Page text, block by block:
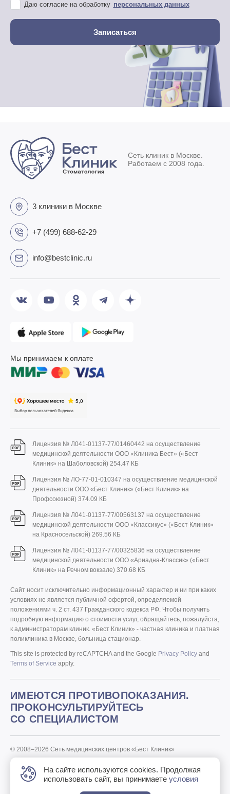
Даю согласие на обработку персональных данных
Сеть клиник в Москве.
Работаем с 2008 года.
3 клиники в Москве
+7 (499) 688-62-29
info@bestclinic.ru
Мы принимаем к оплате
Лицензия № Л041-01137-77/01460442 на осуществление
медицинской деятельности ООО «Клиника Бест» («Бест
Клиник» на Шаболовской) 254.47 КБ
Лицензия № ЛО-77-01-010347 на осуществление медицинской
деятельности ООО «Бест Клиник» («Бест Клиник» на
Профсоюзной) 374.09 КБ
Лицензия № Л041-01137-77/00563137 на осуществление
медицинской деятельности ООО «Классикус» («Бест Клиник»
на Красносельской) 269.56 КБ
Лицензия № Л041-01137-77/00325836 на осуществление
медицинской деятельности ООО «Ариадна-Классик» («Бест
Клиник» на Речном вокзале) 370.68 КБ
Сайт носит исключительно информационный характер и ни при каких
условиях не является публичной офертой, определяемой
положениями ч. 2 ст. 437 Гражданского кодекса РФ. Чтобы получить
подробную информацию о стоимости услуг, обращайтесь, пожалуйста,
к администраторам клиник. «Бест Клиник» - частная клиника и платная
поликлиника в Москве, больница стационар.
This site is protected by reCAPTCHA and the Google Privacy Policy and
Terms of Service apply.
ИМЕЮТСЯ ПРОТИВОПОКАЗАНИЯ.
ПРОКОНСУЛЬТИРУЙТЕСЬ
СО СПЕЦИАЛИСТОМ
© 2008–2026 Сеть медицинских центров «Бест Клиник»
Политика «Бест Клиник» в отношении обработки персональных
данных.
разработка сайта—Текарт.
На сайте используются cookies. Продолжая
использовать сайт, вы принимаете условия